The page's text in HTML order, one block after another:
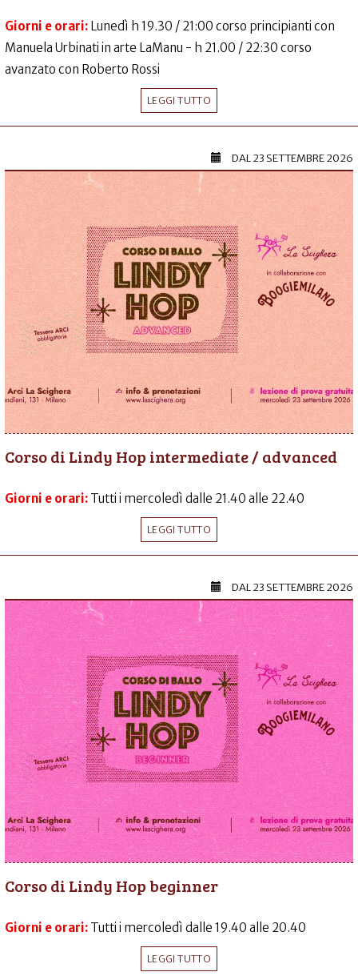
Giorni e orari: Lunedì h 19.30 / 21:00 corso principianti con
Manuela Urbinati in arte LaManu - h 21.00 / 22:30 corso
avanzato con Roberto Rossi
LEGGI TUTTO
DAL23 SETTEMBRE 2026
Corso di Lindy Hop intermediate / advanced
Giorni e orari: Tutti i mercoledì dalle 21.40 alle 22.40
LEGGI TUTTO
DAL23 SETTEMBRE 2026
Corso di Lindy Hop beginner
Giorni e orari: Tutti i mercoledì dalle 19.40 alle 20.40
LEGGI TUTTO